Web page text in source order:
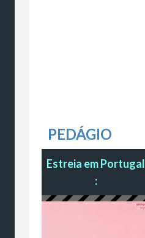
PEDÁGIO
Estreia em Portugal
: